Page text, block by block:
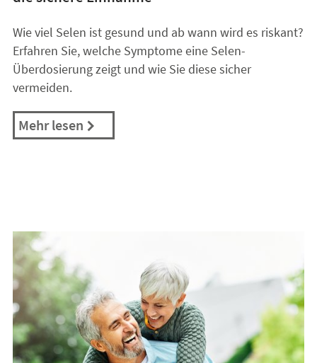
Wie viel Selen ist gesund und ab wann wird es riskant?
Erfahren Sie, welche Symptome eine Selen-
Überdosierung zeigt und wie Sie diese sicher
vermeiden.
Mehr lesen